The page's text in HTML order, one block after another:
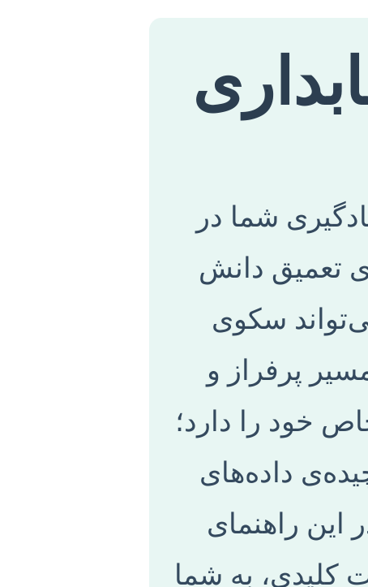
شما در
تعمیق دانش
سکوی
پرفراز و
خود را دارد؛
داده‌های
راهنمای
کلیدی، به شما